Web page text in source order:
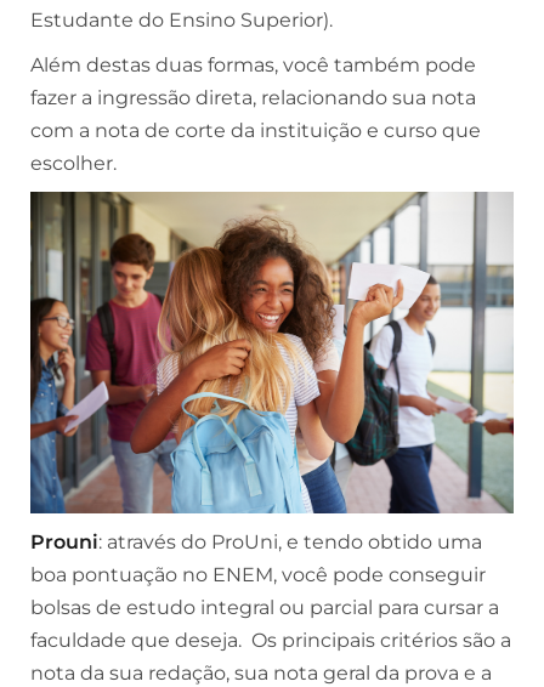
Estudante do Ensino Superior).
Além destas duas formas, você também pode
fazer a ingressão direta, relacionando sua nota
com a nota de corte da instituição e curso que
escolher.
Prouni: através do ProUni, e tendo obtido uma
boa pontuação no ENEM, você pode conseguir
bolsas de estudo integral ou parcial para cursar a
faculdade que deseja. Os principais critérios são a
nota da sua redação, sua nota geral da prova e a